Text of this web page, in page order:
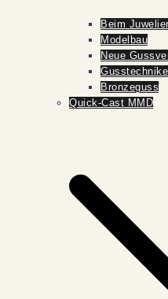
Beim Juwelier
Modelbau
Neue
Bronzeguss
Quick-Cast MMD